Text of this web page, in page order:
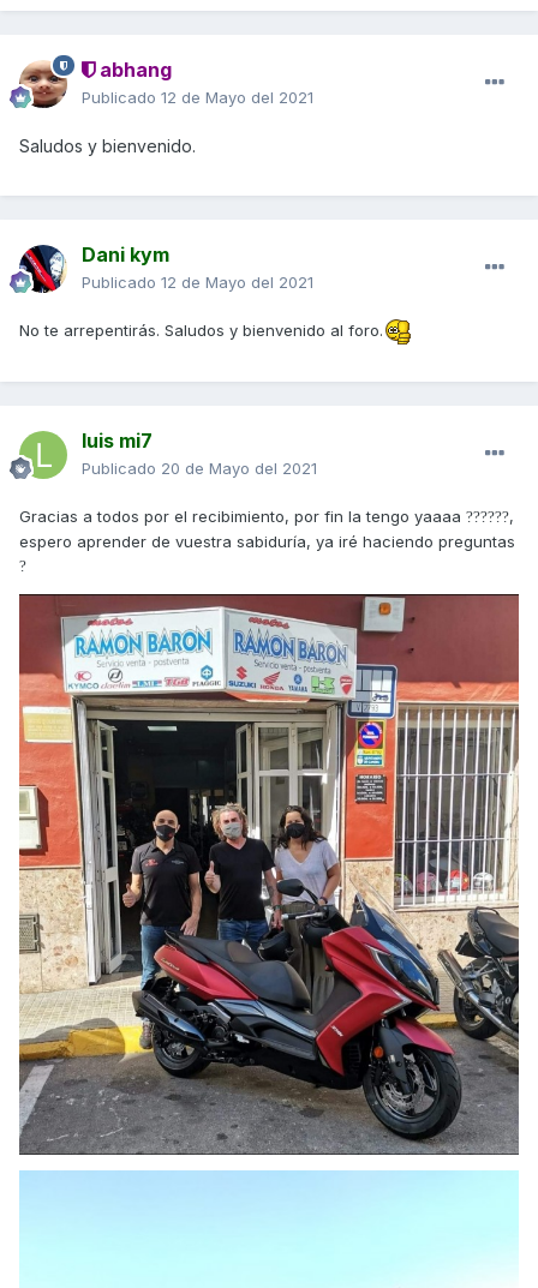
abhang
Publicado 12 de Mayo del 2021
Saludos y bienvenido.
Dani kym
Publicado 12 de Mayo del 2021
No te arrepentirás. Saludos y bienvenido al foro.
luis mi7
Publicado 20 de Mayo del 2021
Gracias a todos por el recibimiento, por fin la tengo yaaaa ??????,
espero aprender de vuestra sabiduría, ya iré haciendo preguntas
?